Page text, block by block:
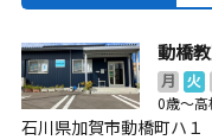
動橋
月 火
0歳～高
石川県加賀市動橋町ハ１